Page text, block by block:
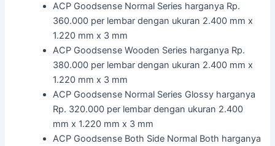
ACP Goodsense Normal Series harganya Rp.
360.000 per lembar dengan ukuran 2.400 mm x
1.220 mm x 3 mm
ACP Goodsense Wooden Series harganya Rp.
380.000 per lembar dengan ukuran 2.400 mm x
1.220 mm x 3 mm
ACP Goodsense Normal Series Glossy harganya
Rp. 320.000 per lembar dengan ukuran 2.400
mm x 1.220 mm x 3 mm
ACP Goodsense Both Side Normal Both harganya